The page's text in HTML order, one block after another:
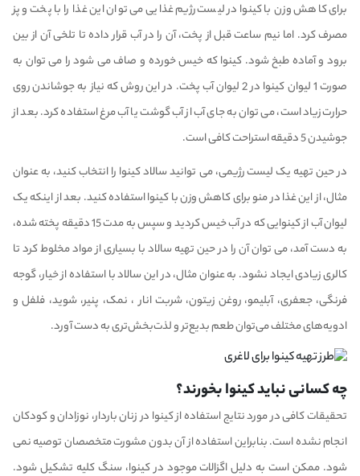
برای کاهش وزن با کینوا در لیست رژیم غذایی می توان این غذا را با پخت و پز
مصرف کرد. اما نیم ساعت قبل از پخت، آن را در آب قرار داده تا تلخی آن از بین
برود و آماده طبخ شود. کینوا که خیس خورده و صاف می شود را می توان به
صورت 1 لیوان کینوا در 2 لیوان آب پخت. در این روش که نیاز به جوشاندن روی
حرارت زیاد است، می توان به جای آب از آب گوشت یا آب مرغ استفاده کرد. بعد از
جوشیدن 5 دقیقه استراحت کافی است.
در حین تهیه یک لیست رژیمی، می توانید سالاد کینوا را انتخاب کنید، به عنوان
مثال، از این غذا در منو برای کاهش وزن با کینوا استفاده کنید. بعد از اینکه یک
لیوان آب از کینوایی که در آب خیس کردید و سپس به مدت 15 دقیقه پخته شده،
به دست آمد، می توان آن را در حین تهیه سالاد با بسیاری از مواد مخلوط کرد تا
کالری زیادی ایجاد نشود. به عنوان مثال، در این سالاد با استفاده از خیار، گوجه
فرنگی، جعفری، آبلیمو، روغن زیتون، شربت انار ، نمک، پنیر، شوید، فلفل و
ادویه‌های مختلف می‌توان طعم بدیع‌تر و لذت‌بخش‌تری به دست آورد.
چه کسانی نباید کینوا بخورند؟
تحقیقات کافی در مورد نتایج استفاده از کینوا در زنان باردار، نوزادان و کودکان
انجام نشده است. بنابراین استفاده از آن بدون مشورت متخصصان توصیه نمی
شود. ممکن است به دلیل اگزالات موجود در کینوا، سنگ کلیه تشکیل شود.